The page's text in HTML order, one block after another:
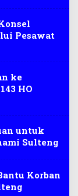
Pesawat
ke
HO
untuk
Sulteng
Korban